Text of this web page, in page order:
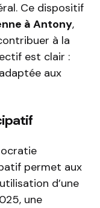
Ce dispositif
à Antony,
à la
est clair :
aux
permet aux
d’une
une